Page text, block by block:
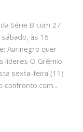
Série B com 27
às 16
Aurinegro quer
líderes O Grêmio
sexta-feira (11)
confronto com...